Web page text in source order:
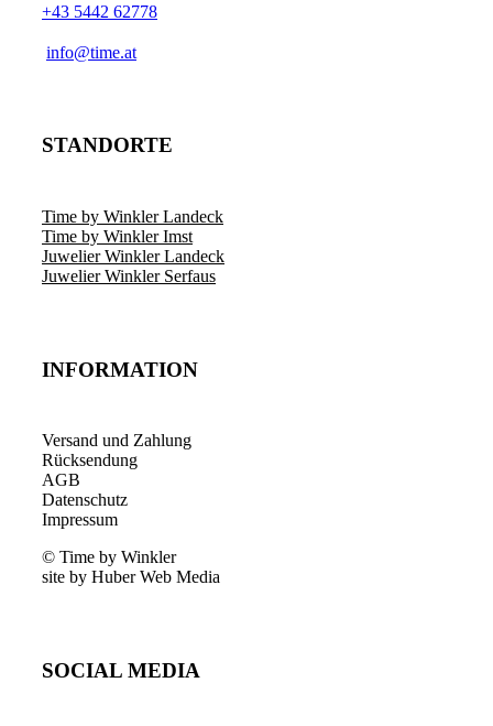
+43 5442 62778
info@time.at
STANDORTE
Time by Winkler Landeck
Time by Winkler Imst
Juwelier Winkler Landeck
Juwelier Winkler Serfaus
INFORMATION
Versand und Zahlung
Rücksendung
AGB
Datenschutz
Impressum
© Time by Winkler
site by Huber Web Media
SOCIAL MEDIA